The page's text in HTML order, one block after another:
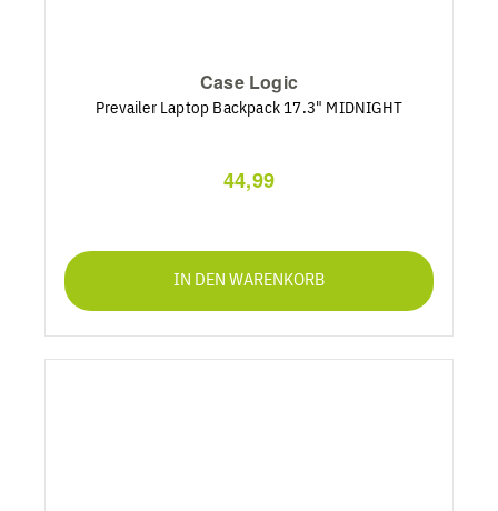
Case Logic
Prevailer Laptop Backpack 17.3" MIDNIGHT
44,99
IN DEN WARENKORB